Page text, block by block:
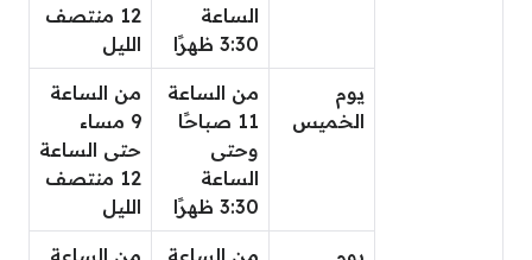
الساعة
3:30 ظهرًا
12 منتصف
الليل
يوم
الخميس
من الساعة
11 صباحًا
وحتى
الساعة
3:30 ظهرًا
من الساعة
9 مساء
حتى الساعة
12 منتصف
الليل
يوم
من الساعة
من الساعة